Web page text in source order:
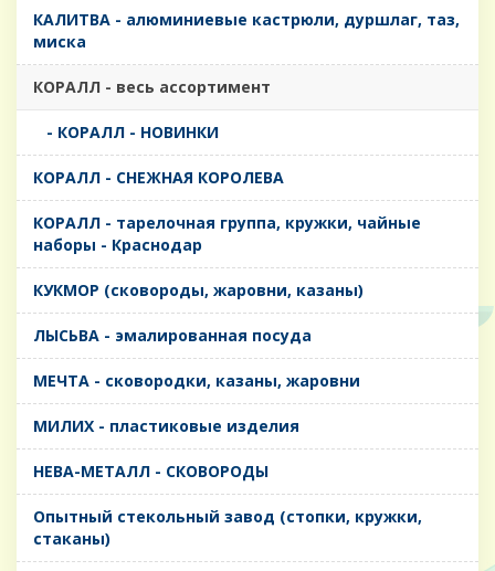
КАЛИТВА - алюминиевые кастрюли, дуршлаг, таз,
миска
КОРАЛЛ - весь ассортимент
- КОРАЛЛ - НОВИНКИ
КОРАЛЛ - СНЕЖНАЯ КОРОЛЕВА
КОРАЛЛ - тарелочная группа, кружки, чайные
наборы - Краснодар
КУКМОР (сковороды, жаровни, казаны)
ЛЫСЬВА - эмалированная посуда
МЕЧТА - сковородки, казаны, жаровни
МИЛИХ - пластиковые изделия
НЕВА-МЕТАЛЛ - СКОВОРОДЫ
Опытный стекольный завод (стопки, кружки,
стаканы)